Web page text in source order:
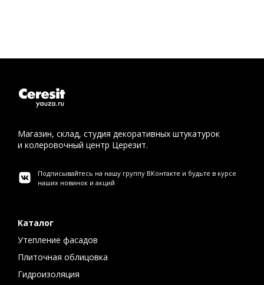
Магазин, склад, студия декоративных штукатурок
и колеровочный центр Церезит.
Подписывайтесь на нашу группу ВКонтакте и будьте в курсе
наших новинок и акций
Каталог
Утепление фасадов
Плиточная облицовка
Гидроизоляция